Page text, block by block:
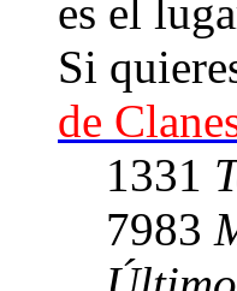
es el
Si
de
1331
7983